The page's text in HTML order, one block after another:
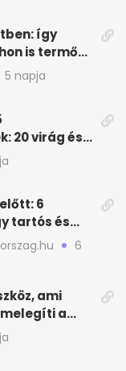
így
is termő
5 napja
20 virág és
6
tartós és
6
ami
a